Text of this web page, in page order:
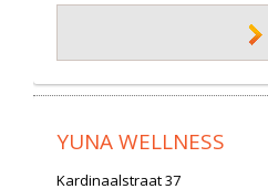
YUNA WELLNESS
Kardinaalstraat 37